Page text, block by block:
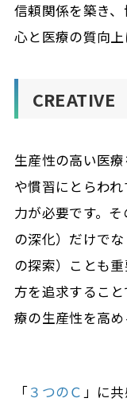
信頼関係を築き
心と医療の質向上
CREATIVE
生産性の高い医
や慣習にとらわ
力が必要です。
の深化）だけで
の探索）ことも
方を追求するこ
療の生産性を高め
「３つのＣ 」に